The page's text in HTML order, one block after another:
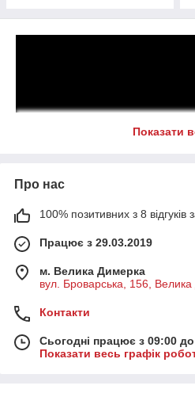
Показати
Про нас
100% позитивних з 8 відгуків
Працює з 29.03.2019
м. Велика Димерка
вул. Броварська, 156,
Контакти
Сьогодні працює з 09:00
Показати весь графік